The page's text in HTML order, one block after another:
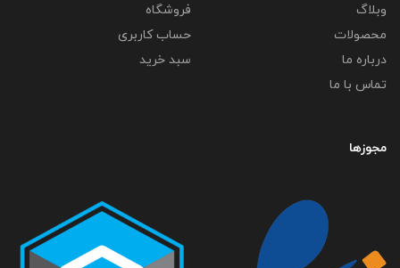
وبلاگ
محصولات
درباره ما
تماس با ما
فروشگاه
حساب کاربری
سبد خرید
مجوزها